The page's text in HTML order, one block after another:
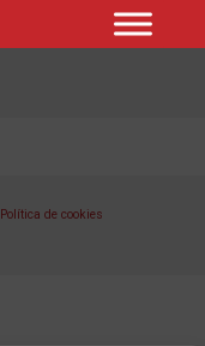
Política de cookies